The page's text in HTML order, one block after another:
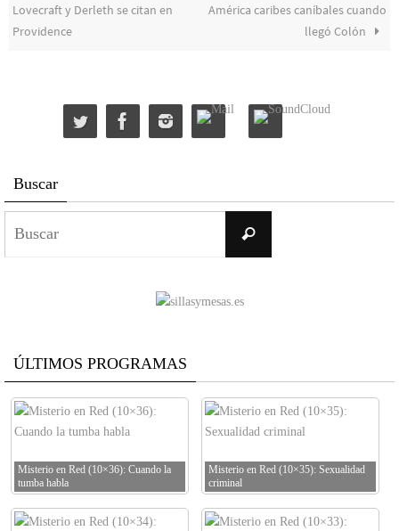
Lovecraft y Derleth se citan en
Providence
América caribes caníbales cuando
llegó Colón
Buscar
Buscar
ÚLTIMOS PROGRAMAS
Misterio en Red (10×36): Cuando la
tumba habla
Misterio en Red (10×35): Sexualidad
criminal